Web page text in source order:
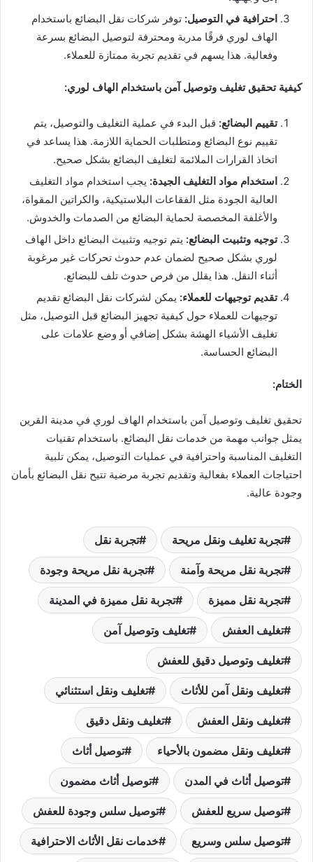
احترافية في التوصيل: توفر شركات نقل البضائع باستخدام
الهاف لوري فرقًا مدربة ومحترفة لتوصيل البضائع بسرعة
وفعالية. هذا يسهم في تقديم تجربة ممتازة للعملاء.
كيفية تحقيق تغليف وتوصيل آمن باستخدام الهاف لوري:
تقييم البضائع: قبل البدء في عملية التغليف والتوصيل، يتم
تقييم نوع البضائع ومتطلبات الحماية اللازمة. هذا يساعد في
اتخاذ القرارات الملائمة لتغليف البضائع بشكل صحيح.
استخدام مواد التغليف الجيدة: يجب استخدام مواد التغليف
العالية الجودة مثل الفقاعات البلاستيكية، والكراتين المقواة،
والأغلفة المخصصة لحماية البضائع من الصدمات والخدوش.
توجيه وتثبيت البضائع: يتم توجيه وتثبيت البضائع داخل الهاف
لوري بشكل صحيح لضمان عدم حدوث تحركات غير مرغوبة
أثناء النقل. هذا يقلل من فرص حدوث تلف للبضائع.
تقديم توجيهات للعملاء: يمكن لشركات نقل البضائع تقديم
توجيهات للعملاء حول كيفية تجهيز البضائع قبل التوصيل، مثل
تغليف الأشياء الهشة بشكل إضافي أو وضع علامات على
البضائع الحساسة.
الختام:
تحقيق تغليف وتوصيل آمن باستخدام الهاف لوري في مدينة القرين
يمثل جوانب مهمة من خدمات نقل البضائع. باستخدام تقنيات
التغليف المناسبة واحترافية في عمليات التوصيل، يمكن تلبية
احتياجات العملاء بفعالية وتقديم تجربة مرضية تتيح نقل البضائع بأمان
وجودة عالية.
تجربة تغليف ونقل مريحة تجربة نقل
تجربة نقل مريحة وآمنة تجربة نقل مريحة وجودة
تجربة نقل مميزة تجربة نقل مميزة في المدينة
تغليف العفش تغليف وتوصيل آمن
تغليف وتوصيل دقيق للعفش
تغليف ونقل آمن للأثاث تغليف ونقل استثنائي
تغليف ونقل العفش تغليف ونقل دقيق
تغليف ونقل مضمون بالأحياء توصيل أثاث
توصيل أثاث في المدن توصيل أثاث مضمون
توصيل سريع للعفش توصيل سلس وجودة للعفش
توصيل سلس وسريع خدمات نقل الأثاث الاحترافية